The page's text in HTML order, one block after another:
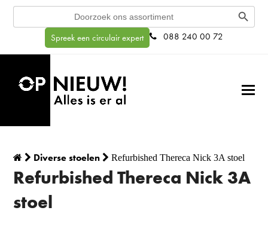
Search
Search Button
Spreek een circulair expert 088 240 00 72
Diverse stoelen Refurbished Thereca Nick 3A stoel
Refurbished Thereca Nick 3A
stoel